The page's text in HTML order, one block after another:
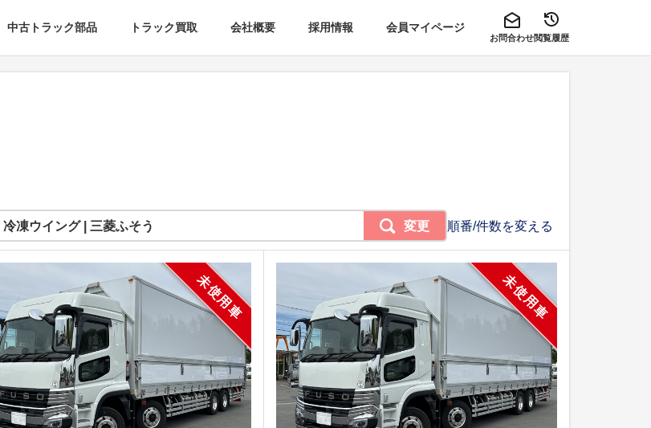
中古トラック部品 トラック買取 会社概要 採用情報 会員マイページ
お問合わせ閲覧履歴
順番/件数を変える
冷凍ウイング | 三菱ふそう 変更
未使用車 未使用車